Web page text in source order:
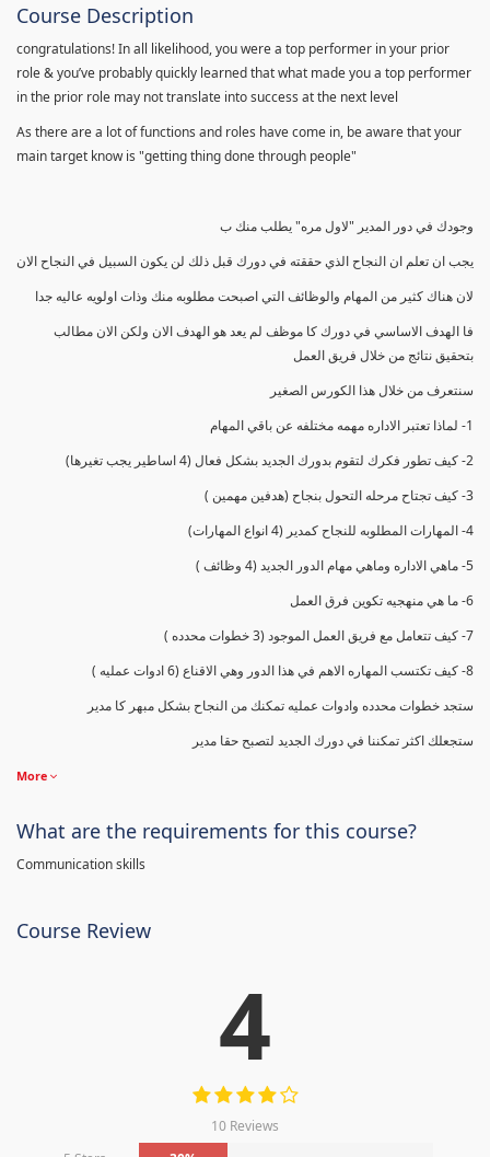
Course Description
congratulations! In all likelihood, you were a top performer in your prior
role & you’ve probably quickly learned that what made you a top performer
in the prior role may not translate into success at the next level
As there are a lot of functions and roles have come in, be aware that your
main target know is "getting thing done through people"
وجودك في دور المدير "لاول مره" يطلب منك ب
يجب ان تعلم ان النجاح الذي حققته في دورك قبل ذلك لن يكون السبيل في النجاح الان
لان هناك كثير من المهام والوظائف التي اصبحت مطلوبه منك وذات اولويه عاليه جدا
فا الهدف الاساسي في دورك كا موظف لم يعد هو الهدف الان ولكن الان مطالب
بتحقيق نتائج من خلال فريق العمل
سنتعرف من خلال هذا الكورس الصغير
1- لماذا تعتبر الاداره مهمه مختلفه عن باقي المهام
2- كيف تطور فكرك لتقوم بدورك الجديد بشكل فعال (4 اساطير يجب تغيرها)
3- كيف تجتاح مرحله التحول بنجاح (هدفين مهمين )
4- المهارات المطلوبه للنجاح كمدير (4 انواع المهارات)
5- ماهي الاداره وماهي مهام الدور الجديد (4 وظائف )
6- ما هي منهجيه تكوين فرق العمل
7- كيف تتعامل مع فريق العمل الموجود (3 خطوات محدده )
8- كيف تكتسب المهاره الاهم في هذا الدور وهي الاقناع (6 ادوات عمليه )
ستجد خطوات محدده وادوات عمليه تمكنك من النجاح بشكل مبهر كا مدير
ستجعلك اكثر تمكننا في دورك الجديد لتصبح حقا مدير
More
What are the requirements for this course?
Communication skills
Course Review
4
10 Reviews